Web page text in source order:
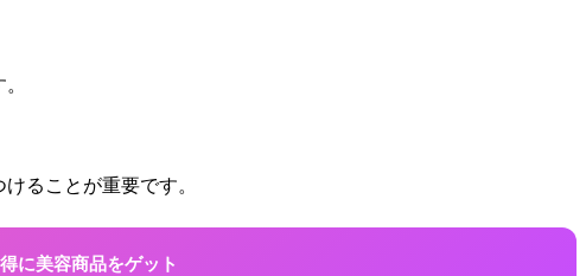
ることが重要です。
に美容商品をゲット